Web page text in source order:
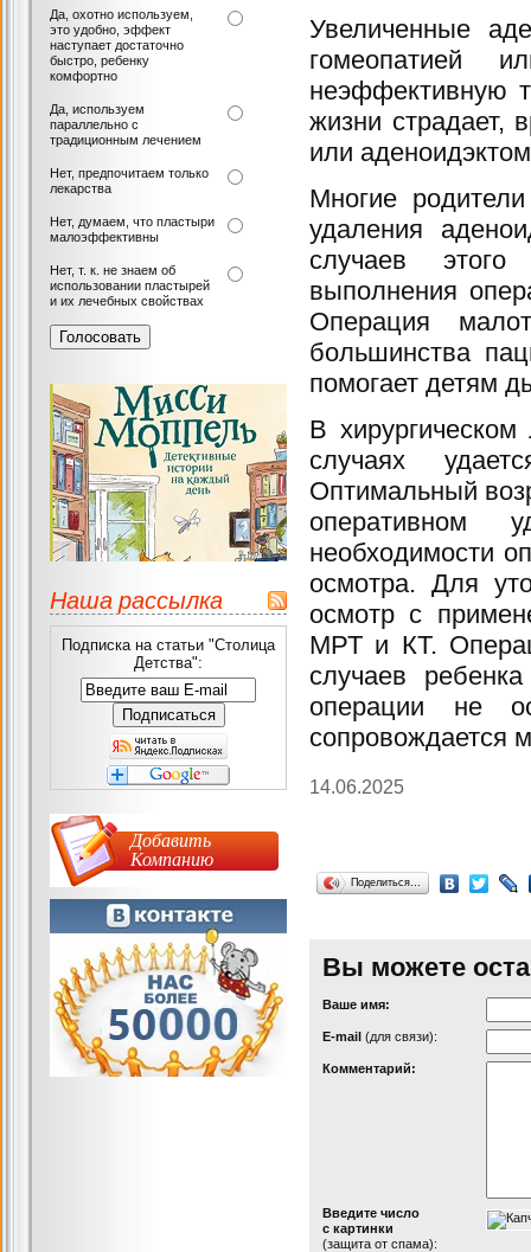
Увеличенные
гомеопатией
неэффективную
жизни страдает,
или
Многие
удаления
случаев
выполнения
Операция
большинства
помогает детям
В
случаях
Оптимальный
оперативном
необходимости
осмотра. Для
осмотр с
МРТ и КТ.
случаев
операции не
сопровождается
14.06.2025
Поделиться…
Вы можете
Ваше имя:
Е-mail (для связи):
Комментарий:
Введите число
с картинки
(защита от спама):
Да, охотно используем,
это удобно, эффект
наступает достаточно
быстро, ребенку
комфортно
Да, используем
параллельно с
традиционным лечением
Нет, предпочитаем только
лекарства
Нет, думаем, что пластыри
малоэффективны
Нет, т. к. не знаем об
использовании пластырей
и их лечебных свойствах
Наша рассылка
Подписка на статьи "Столица
Детства":
Добавить
Компанию